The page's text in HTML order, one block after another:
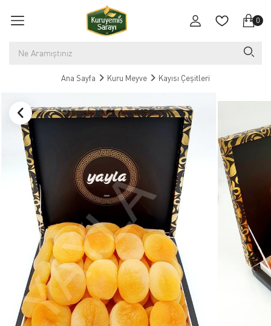
0
Ana Sayfa Kuru Meyve Kayısı Çeşitleri